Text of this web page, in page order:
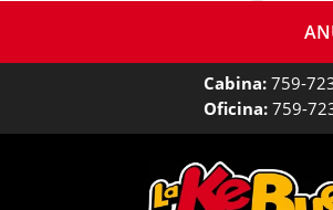
Cabina: 759-
Oficina: 759-